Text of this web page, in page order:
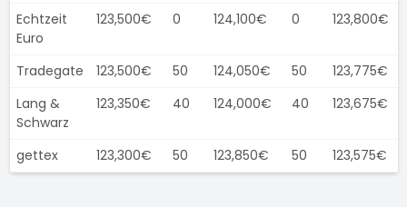
Echtzeit
Euro
123,500€ 0 124,100€ 0 123,800€
Tradegate 123,500€ 50 124,050€ 50
123,775€
Lang &
Schwarz
123,350€ 40 124,000€ 40 123,675€
gettex 123,300€ 50 123,850€ 50 123,575€